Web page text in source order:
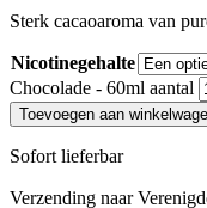
Sterk cacaoaroma van
Nicotinegehalte
Chocolade - 60ml aantal
Toevoegen aan
Sofort lieferbar
Verzending naar